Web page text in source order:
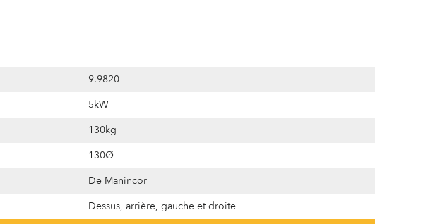
9.9820
5kW
130kg
130Ø
De Manincor
Dessus, arrière, gauche et droite